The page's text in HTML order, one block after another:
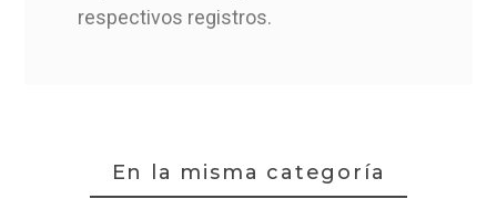
respectivos registros.
En la misma categoría